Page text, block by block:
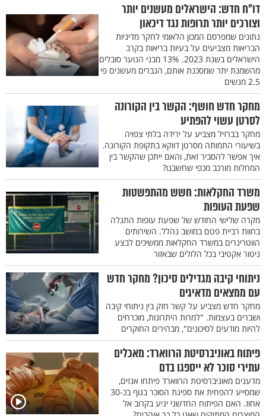
דו"ח חדש: הישראלים מעשנים יותר
וצורכים יותר תרופות נגד דיכאון
נתונים שמפרסם המכון הלאומי לחקר מדיניות
הבריאות מצביעים על בעיות בריאות בקרב
הישראלים בשנת 2023. 13% מבני הנוער סובלים
מהשמנת יתר שמסכנת אותם, הגברים מעשנים פי
2.5 מנשים
מחקר חדש חושף: הקשר בין הקורונה
לסרטן עשוי להפתיע
מחקר בברזיל מצביע על ירידה בלתי צפויה
בשיעורי התמותה מסרטן דווקא בתקופת הקורונה.
איך אפשר להסביר זאת, והאם ייתכן שהקשר בין
המחלות מורכב מכפי שחשבנו?
משרד החקלאות: חשש מהתפשטות
שפעת העופות
מקרה שלישי החודש של שפעת עופות התגלה
בחוות רביית פטם במושב נהלל. השירותים
הווטרינרים במשרד החקלאות ממשיכים לבצע
ניטור אקטיבי בכל הלולים שבאזור
ניתוחי קיבה מגדילים סיכון? מחקר חדש
עם ממצאים מדאיגים
מחקר חדש מצביע על קשר חזק בין ניתוחי קיבה
ושברים בעצמות. "למרות היתרונות, מוכרחים
להיות מודעים לסיכונים", מבהירים החוקרים
פיתוח באוניברסיטת הרווארד: מאכלים
עתירי סוכר לא ייספגו בדם
מדענים מאוניברסיטת הרווארד פיתחו אנזים,
שמסייע להפחית את ספיגת הסוכר בגוף בכ-30
אחוז. האם הפיתוח החדשני יגיע בקרוב אל